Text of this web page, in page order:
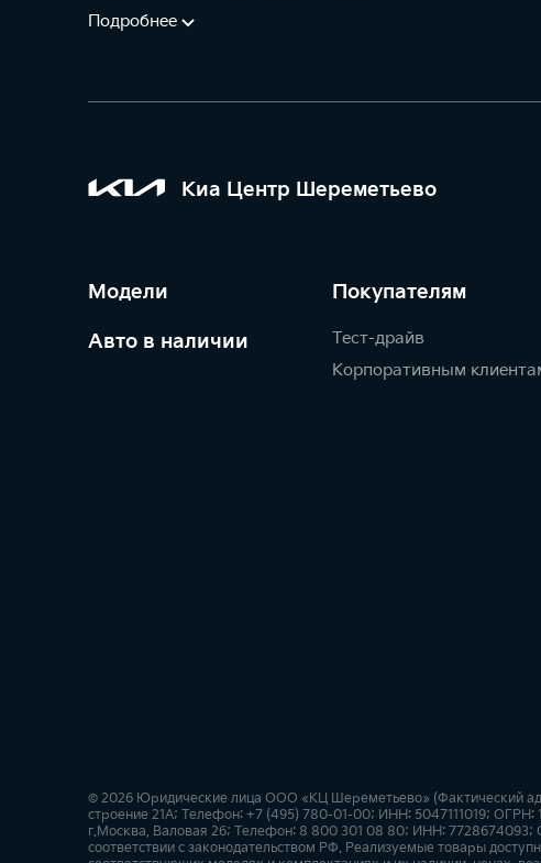
Подробнее
Киа Центр Шереметьево
Модели
Авто в наличии
Покупателям
Тест-драйв
Корпоративным
© 2026 Юридические лица ООО «КЦ Шереметьево» (Фактический
строение 21А; Телефон: +7 (495) 780-01-00; ИНН: 5047111019;
г.Москва, Валовая 26; Телефон: 8 800 301 08 80; ИНН: 7728674093;
соответствии с законодательством РФ. Реализуемые товары